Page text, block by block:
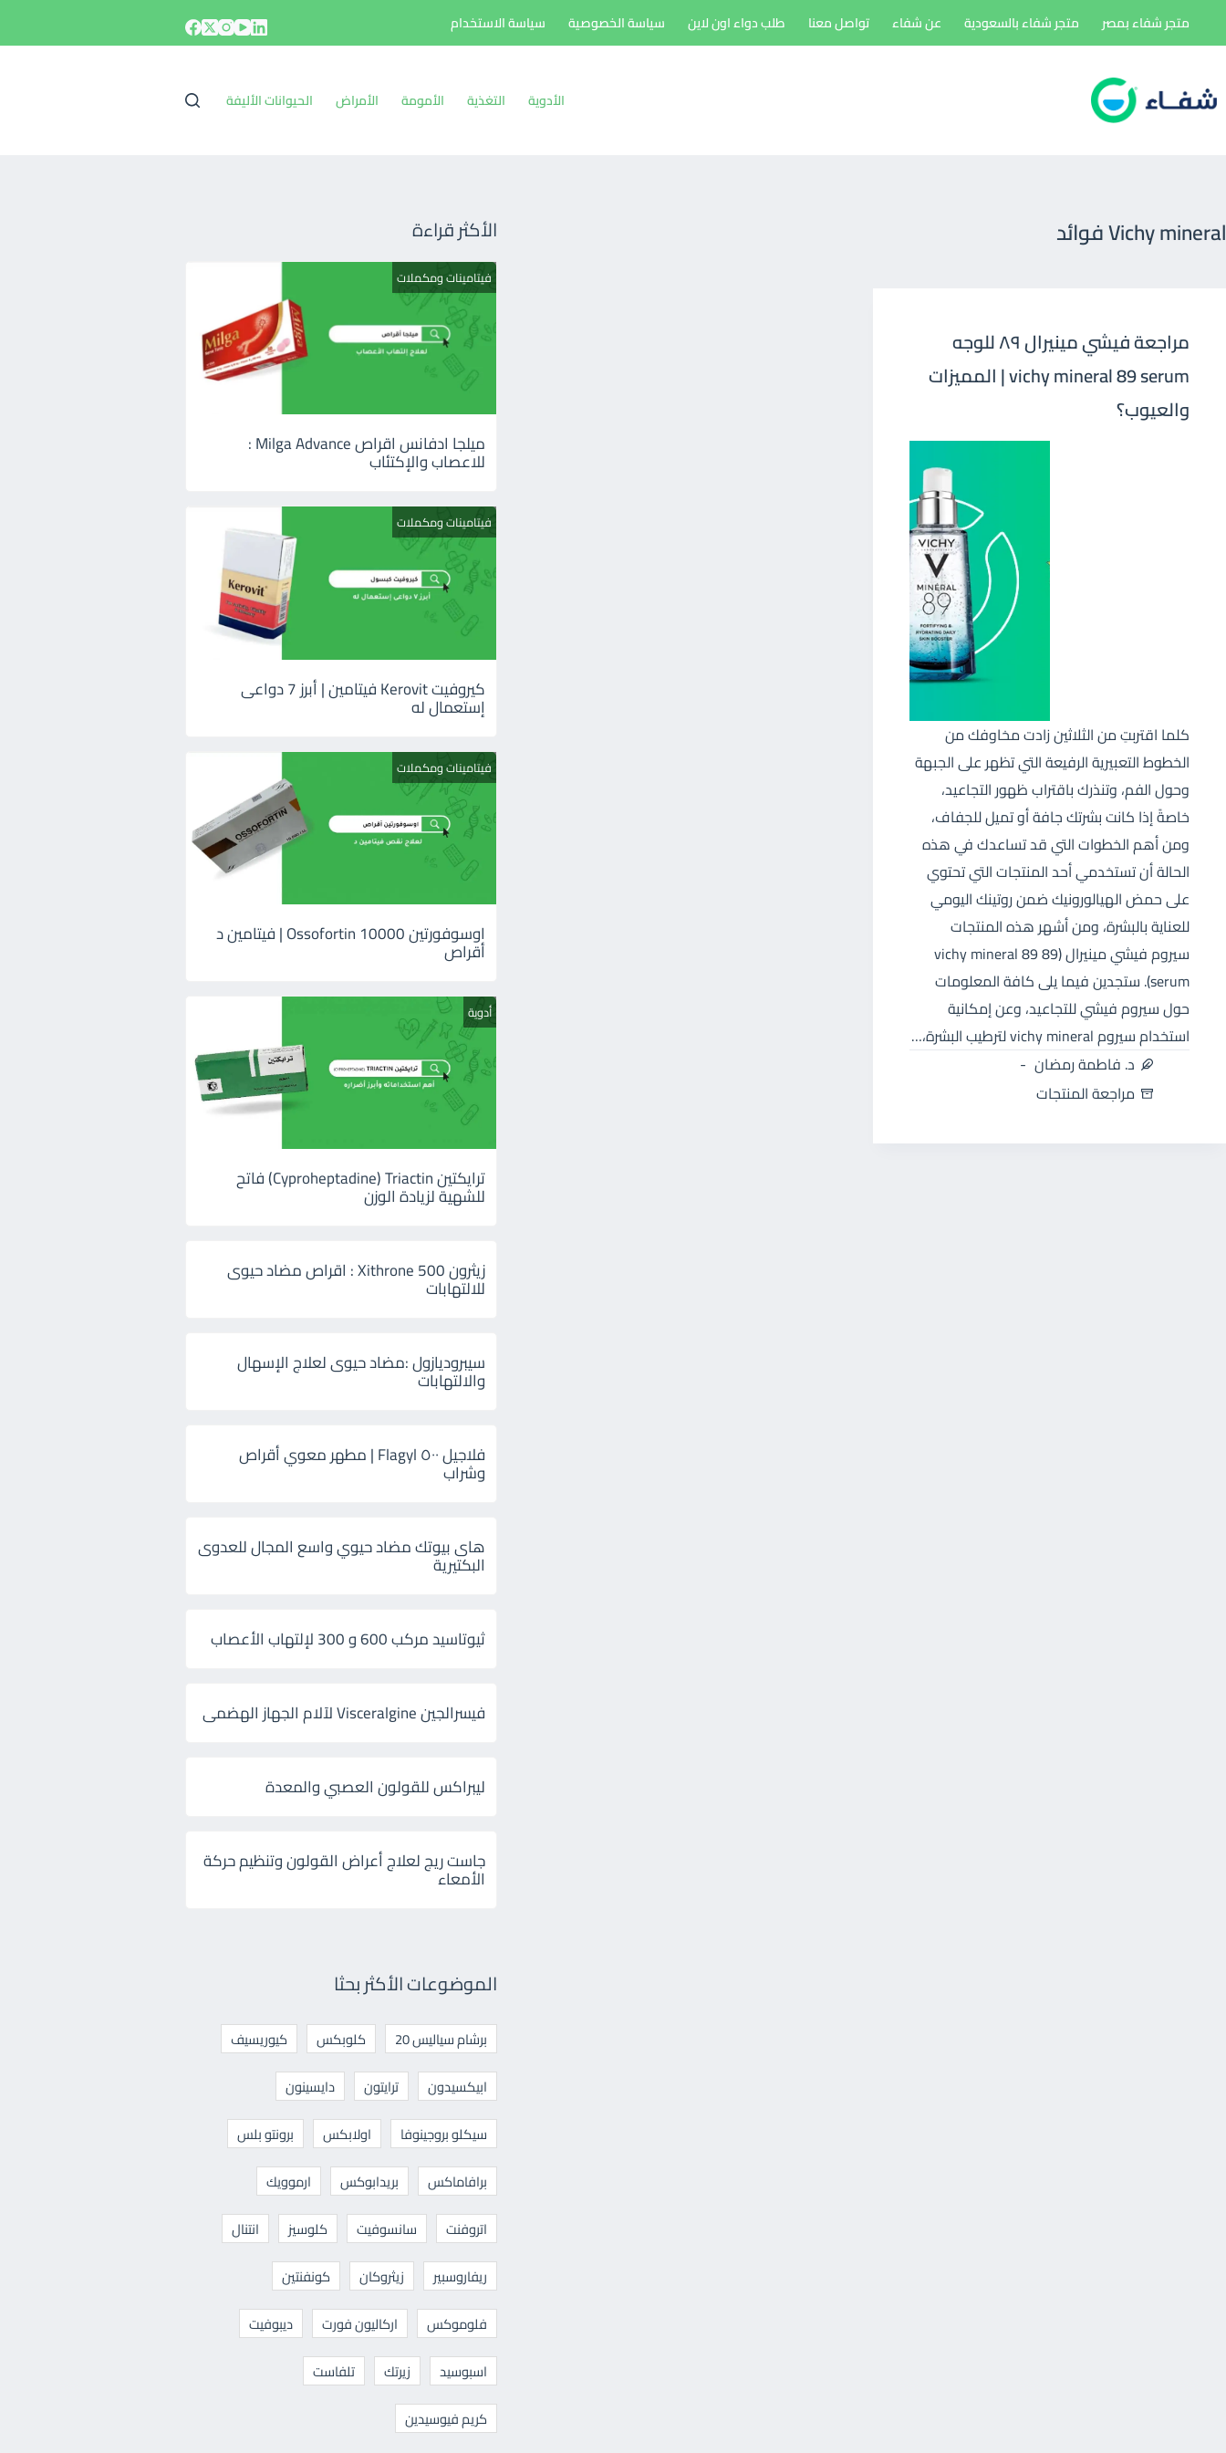
إلى
متجر شفاء بمصر متجر شفاء بالسعودية عن شفاء تواصل معنا طلب دواء اون لاين سياسة الخصوصية سياسة الاستخدام
الأدوية التغذية الأمومة الأمراض الحيوانات الأليفة
Vichy mineral فوائد
مراجعة فيشي مينيرال ٨٩ للوجه
vichy mineral 89 serum | المميزات
والعيوب؟
كلما اقتربتِ من الثلاثين زادت مخاوفك من
الخطوط التعبيرية الرفيعة التي تظهر على الجبهة
وحول الفم، وتنذرك باقتراب ظهور التجاعيد،
خاصةً إذا كانت بشرتك جافة أو تميل للجفاف،
ومن أهم الخطوات التي قد تساعدك في هذه
الحالة أن تستخدمي أحد المنتجات التي تحتوي
على حمض الهيالورونيك ضمن روتينك اليومي
للعناية بالبشرة، ومن أشهر هذه المنتجات
سيروم فيشي مينيرال (89 vichy mineral 89
serum). ستجدين فيما يلى كافة المعلومات
حول سيروم فيشي للتجاعيد، وعن إمكانية
استخدام سيروم vichy mineral لترطيب البشرة،…
د. فاطمة رمضان
مراجعة المنتجات
الأكثر قراءة
فيتامينات ومكملات
ميلجا ادفانس اقراص Milga Advance :
للاعصاب والإكتئاب
فيتامينات ومكملات
كيروفيت Kerovit فيتامين | أبرز 7 دواعى
إستعمال له
فيتامينات ومكملات
اوسوفورتين 10000 Ossofortin | فيتامين د
أقراص
أدوية
ترايكتين Cyproheptadine) Triactin) فاتح
للشهية لزيادة الوزن
زيثرون 500 Xithrone : اقراص مضاد حيوى
للالتهابات
سيبروديازول :مضاد حيوى لعلاج الإسهال
والالتهابات
فلاجيل ٥٠٠ Flagyl | مطهر معوي أقراص
وشراب
هاى بيوتك مضاد حيوي واسع المجال للعدوى
البكتيرية
ثيوتاسيد مركب 600 و 300 لإلتهاب الأعصاب
فيسرالجين Visceralgine لآلام الجهاز الهضمى
ليبراكس للقولون العصبي والمعدة
جاست ريج لعلاج أعراض القولون وتنظيم حركة
الأمعاء
الموضوعات الأكثر بحثا
برشام سياليس 20 كلوبكس
كيوريسيف
ابيكسيدون
ترايتون
دايسينون
سيكلو بروجينوفا
اولابكس
برونتو بلس
برافاماكس
بريدابوكس
ارموويك
اتروفنت
سانسوفيت كلوسيز
انتنال
ريفاروسبير
زيثروكان
كونفنتين
فلوموكس
اركاليون فورت
ديبوفيت
اسبوسيد
زيرتك
تلفاست
كريم فيوسيدين